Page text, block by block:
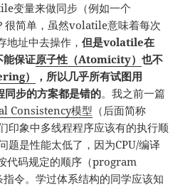
变量来做同步（例如一个
很简单，虽然volatile意味着每次
地址中去操作，但是volatile在
能保证原子性（Atomicity）也不
）
，所以几乎所有试图用
步的方案都是错的。我之前一篇
Consistency模型 （后面简称
印象中多线程程序应该有的执行顺
题是性能太低了，因为CPU/编译
代码规定的顺序（program
令。学过体系结构的同学应该知